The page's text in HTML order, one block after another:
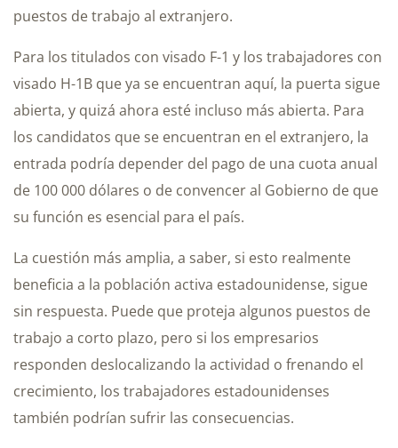
puestos de trabajo al extranjero.
Para los titulados con visado F-1 y los trabajadores con
visado H-1B que ya se encuentran aquí, la puerta sigue
abierta, y quizá ahora esté incluso más abierta. Para
los candidatos que se encuentran en el extranjero, la
entrada podría depender del pago de una cuota anual
de 100 000 dólares o de convencer al Gobierno de que
su función es esencial para el país.
La cuestión más amplia, a saber, si esto realmente
beneficia a la población activa estadounidense, sigue
sin respuesta. Puede que proteja algunos puestos de
trabajo a corto plazo, pero si los empresarios
responden deslocalizando la actividad o frenando el
crecimiento, los trabajadores estadounidenses
también podrían sufrir las consecuencias.